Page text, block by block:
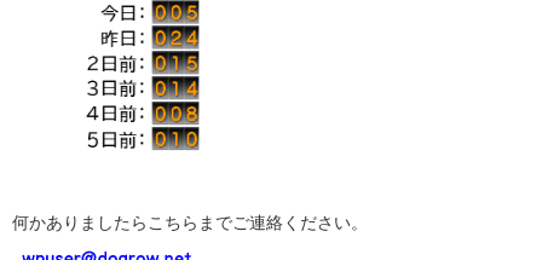
何かありましたらこちらまでご連絡ください。